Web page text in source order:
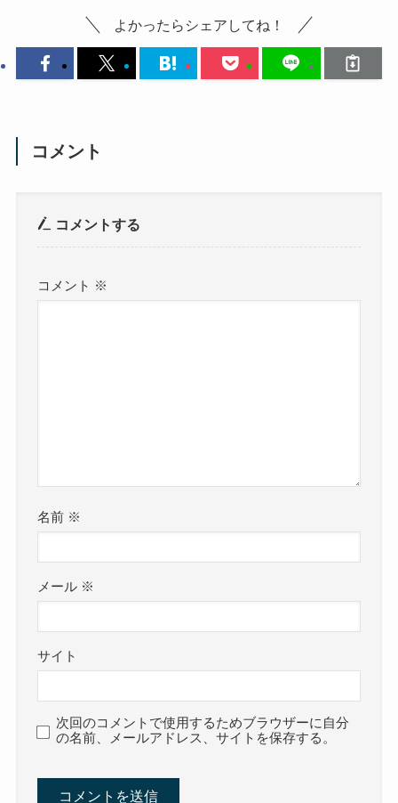
よかったらシェアしてね！
コメント
コメントする
コメント ※
名前 ※
メール ※
サイト
次回のコメントで使用するためブラウザーに自分
の名前、メールアドレス、サイトを保存する。